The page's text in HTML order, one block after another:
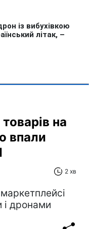
на
впали
2 хв
і дронами